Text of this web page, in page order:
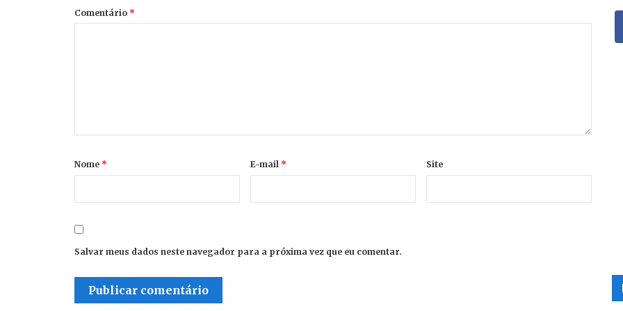
Comentário *
Nome * E-mail * Site
Salvar meus dados neste navegador para a próxima vez que eu comentar.